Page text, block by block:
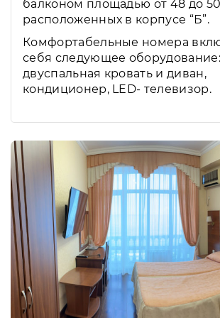
балконом площадью от 48 до
расположенных в корпусе “Б”.
Комфортабельные номера
себя следующее оборудование:
двуспальная кровать и диван,
кондиционер, LED- телевизор.